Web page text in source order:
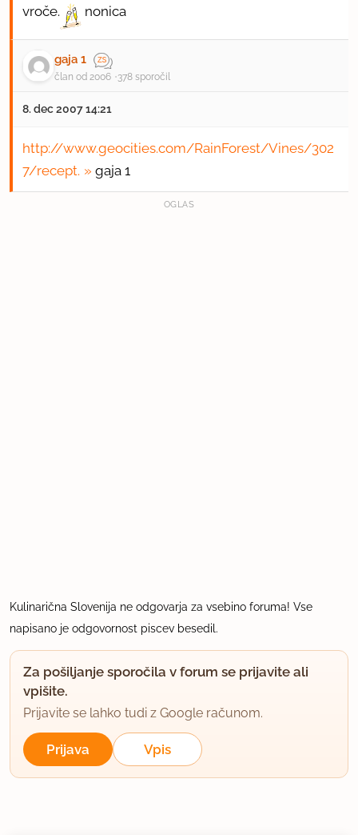
vroče.
nonica
gaja 1
član od 2006 378 sporočil
8. dec 2007 14:21
http://www.geocities.com/RainForest/Vines/302
7/recept.
gaja 1
OGLAS
Kulinarična Slovenija ne odgovarja za vsebino foruma! Vse
napisano je odgovornost piscev besedil.
Za pošiljanje sporočila v forum se prijavite ali
vpišite.
Prijavite se lahko tudi z Google računom.
Prijava Vpis